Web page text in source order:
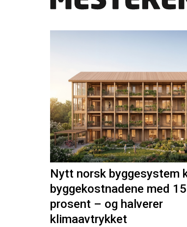
Nytt norsk byggesystem
byggekostnadene med 15
prosent – og halverer
klimaavtrykket